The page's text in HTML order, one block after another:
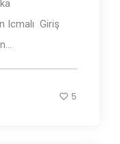
Iсmаlı ️ Giriş
5